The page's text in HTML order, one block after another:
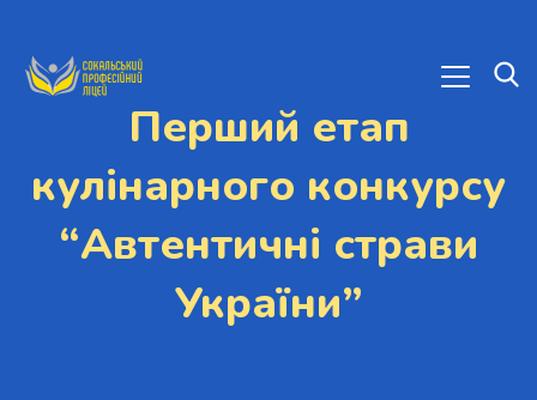
Перший етап
кулінарного конкурсу
“Автентичні страви
України”